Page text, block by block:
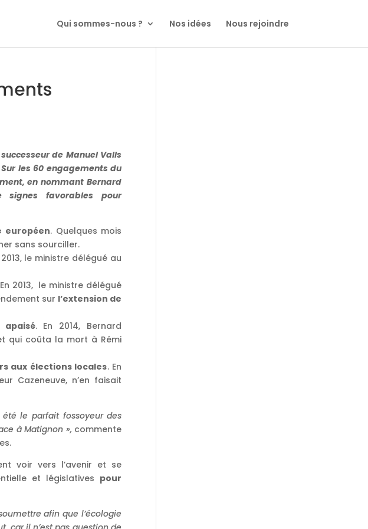
Qui sommes-nous ? Nos idées Nous rejoindre
de Manuel Valls
les 60 engagements du
en nommant Bernard
signes favorables pour
européen. Quelques mois
sans sourciller.
le ministre délégué au
2013, le ministre délégué
sur l’extension de
apaisé. En 2014, Bernard
qui coûta la mort à Rémi
aux élections locales. En
Cazeneuve, n’en faisait
le parfait fossoyeur des
à Matignon », commente
voir vers l’avenir et se
et législatives pour
afin que l’écologie